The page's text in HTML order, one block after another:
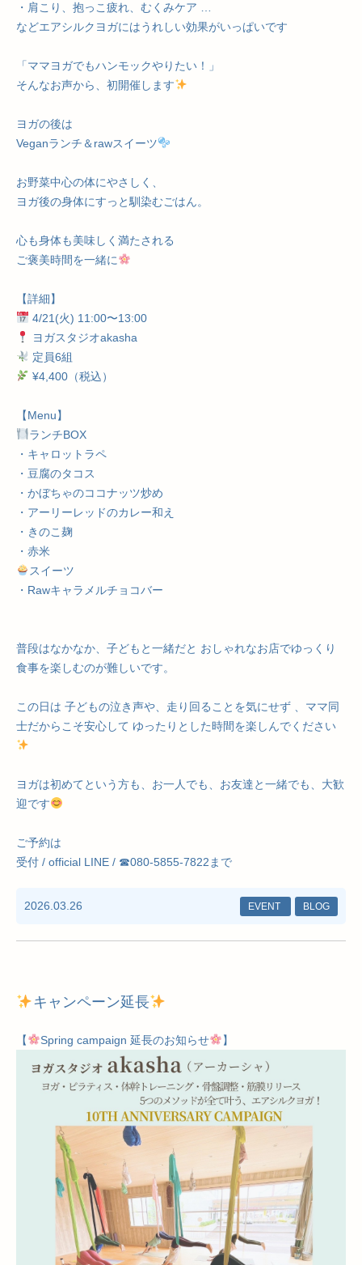
・肩こり、抱っこ疲れ、むくみケア …
などエアシルクヨガにはうれしい効果がいっぱいです
「ママヨガでもハンモックやりたい！」
そんなお声から、初開催します
ヨガの後は
Veganランチ＆rawスイーツ
お野菜中心の体にやさしく、
ヨガ後の身体にすっと馴染むごはん。
心も身体も美味しく満たされる
ご褒美時間を一緒に
【詳細】
4/21(火) 11:00〜13:00
ヨガスタジオakasha
定員6組
¥4,400（税込）
【Menu】
ランチBOX
・キャロットラペ
・豆腐のタコス
・かぼちゃのココナッツ炒め
・アーリーレッドのカレー和え
・きのこ麹
・赤米
スイーツ
・Rawキャラメルチョコバー
普段はなかなか、子どもと一緒だと おしゃれなお店でゆっくり
食事を楽しむのが難しいです。
この日は 子どもの泣き声や、走り回ることを気にせず 、ママ同
士だからこそ安心して ゆったりとした時間を楽しんでください
ヨガは初めてという方も、お一人でも、お友達と一緒でも、大歓
迎です
ご予約は
受付 / official LINE / ☎︎080-5855-7822まで
2026.03.26 EVENT BLOG
キャンペーン延長
【 Spring campaign 延長のお知らせ 】